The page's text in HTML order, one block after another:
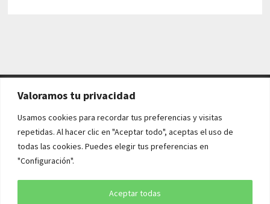
Valoramos tu privacidad
Usamos cookies para recordar tus preferencias y visitas
repetidas. Al hacer clic en "Aceptar todo", aceptas el uso de
todas las cookies. Puedes elegir tus preferencias en
"Configuración".
Aceptar todas
AVISO LEGAL Y POLÍTICAS
Aviso legal
Política de cookies